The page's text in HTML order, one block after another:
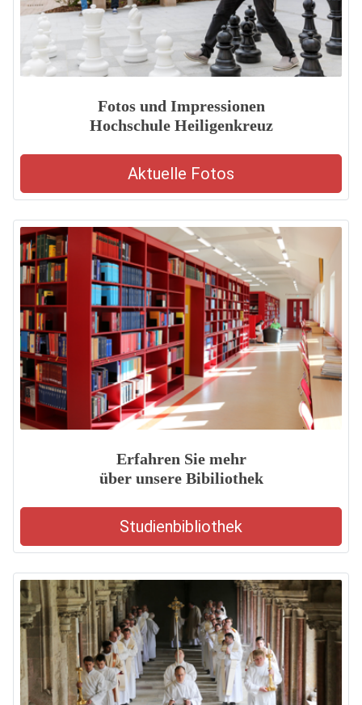
Fotos und Impressionen
Hochschule Heiligenkreuz
Aktuelle Fotos
Erfahren Sie mehr
über unsere Bibiliothek
Studienbibliothek